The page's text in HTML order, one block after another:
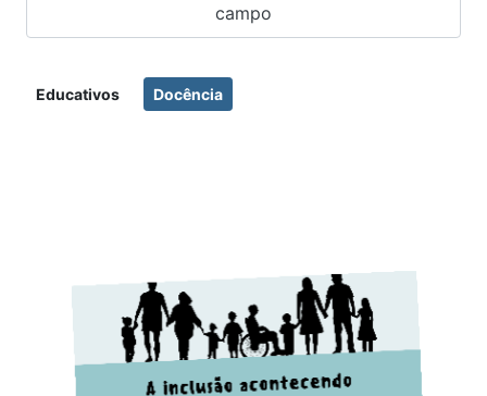
campo
Educativos Docência